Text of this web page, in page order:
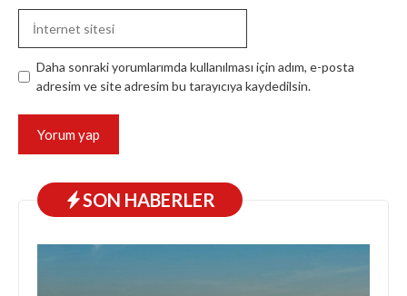
sitesi
Daha sonraki yorumlarımda kullanılması için adım, e-posta
adresim ve site adresim bu tarayıcıya kaydedilsin.
SON HABERLER